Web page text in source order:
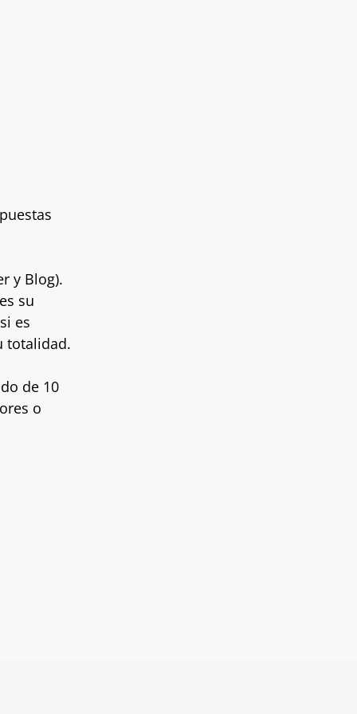
y Blog).
su
es
totalidad.
de 10
o